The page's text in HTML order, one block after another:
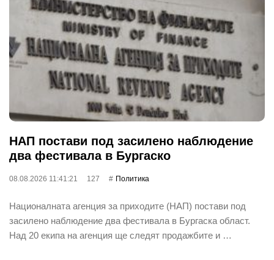
НАП постави под засилено наблюдение
два фестивала в Бургаско
08.08.2026 11:41:21 127 Политика
Националната агенция за приходите (НАП) постави под
засилено наблюдение два фестивала в Бургаска област.
Над 20 екипа на агенция ще следят продажбите и …